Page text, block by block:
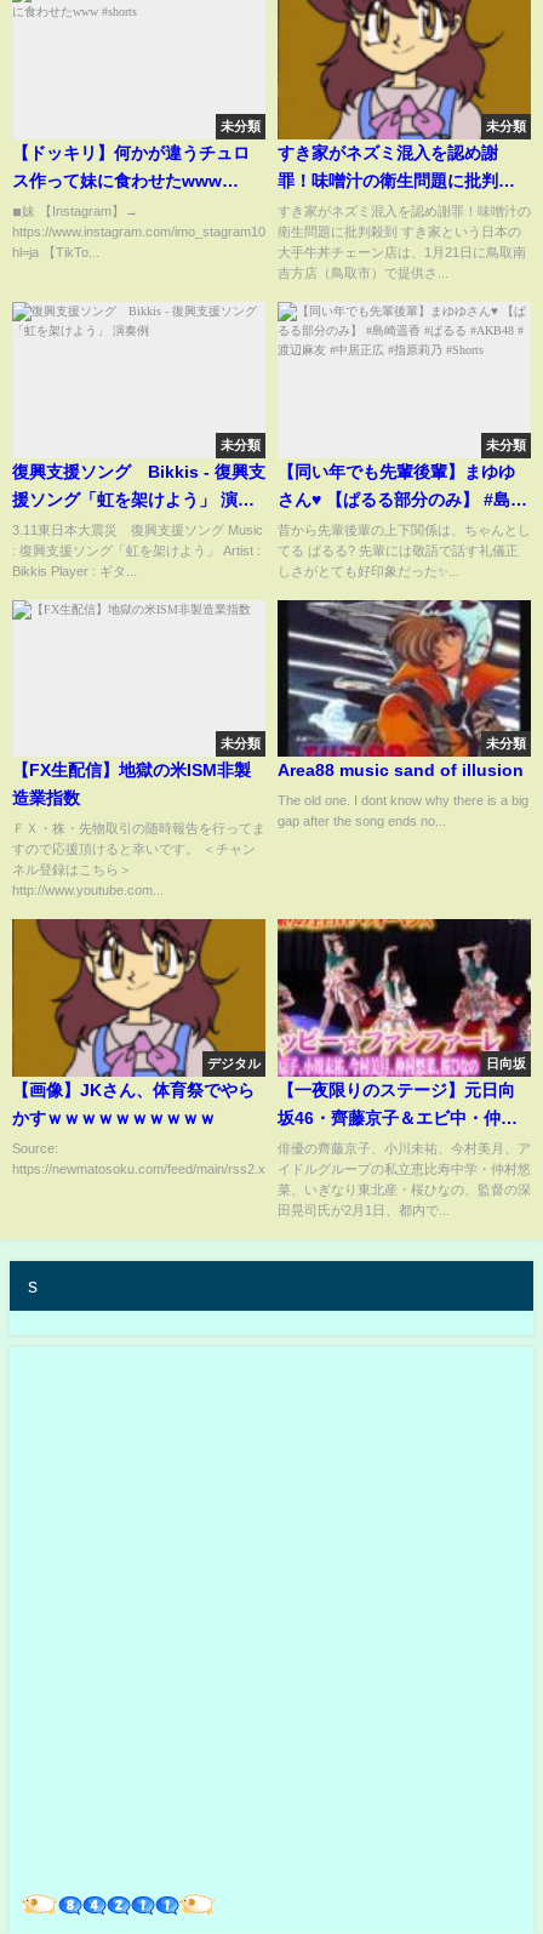
未分類
【ドッキリ】何かが違うチュロ
ス作って妹に食わせたwww
#shorts
◾︎妹 【Instagram】→
https://www.instagram.com/imo_stagram10/?
hl=ja 【TikTo...
未分類
すき家がネズミ混入を認め謝
罪！味噌汁の衛生問題に批判殺
到
すき家がネズミ混入を認め謝罪！味噌汁の
衛生問題に批判殺到 すき家という日本の
大手牛丼チェーン店は、1月21日に鳥取南
吉方店（鳥取市）で提供さ...
未分類
復興支援ソング Bikkis - 復興支
援ソング「虹を架けよう」 演奏
例
3.11東日本大震災 復興支援ソング Music
: 復興支援ソング「虹を架けよう」 Artist :
Bikkis Player : ギタ...
未分類
【同い年でも先輩後輩】まゆゆ
さん♥️ 【ぱるる部分のみ】 #島崎
遥香 #ぱるる #AKB48 #渡辺麻友
#中居正広 #指原莉乃 #Shorts
昔から先輩後輩の上下関係は、ちゃんとし
てる ぱるる? 先輩には敬語で話す礼儀正
しさがとても好印象だった✨...
未分類
【FX生配信】地獄の米ISM非製
造業指数
ＦＸ・株・先物取引の随時報告を行ってま
すので応援頂けると幸いです。 ＜チャン
ネル登録はこちら＞
http://www.youtube.com...
未分類
Area88 music sand of illusion
The old one. I dont know why there is a big
gap after the song ends no...
デジタル
【画像】JKさん、体育祭でやら
かすｗｗｗｗｗｗｗｗｗｗ
Source:
https://newmatosoku.com/feed/main/rss2.xml...
日向坂
【一夜限りのステージ】元日向
坂46・齊藤京子＆エビ中・仲村
悠菜＆元STU48・今村美月＆い
ぎなり東北産・桜ひなの＆小川
未祐 劇中アイドル“ハッピー☆
俳優の齊藤京子、小川未祐、今村美月、ア
イドルグループの私立恵比寿中学・仲村悠
菜、いぎなり東北産・桜ひなの、監督の深
田晃司氏が2月1日、都内で...
s